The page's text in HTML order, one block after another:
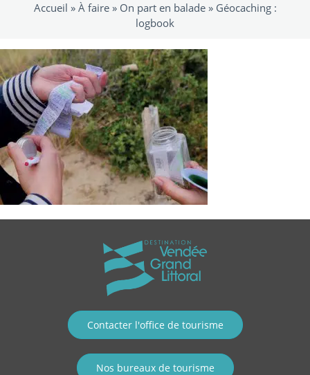
Accueil » À faire» On part en balade» Géocaching :
logbook
Contacter l'office de tourisme
Nos bureaux de tourisme